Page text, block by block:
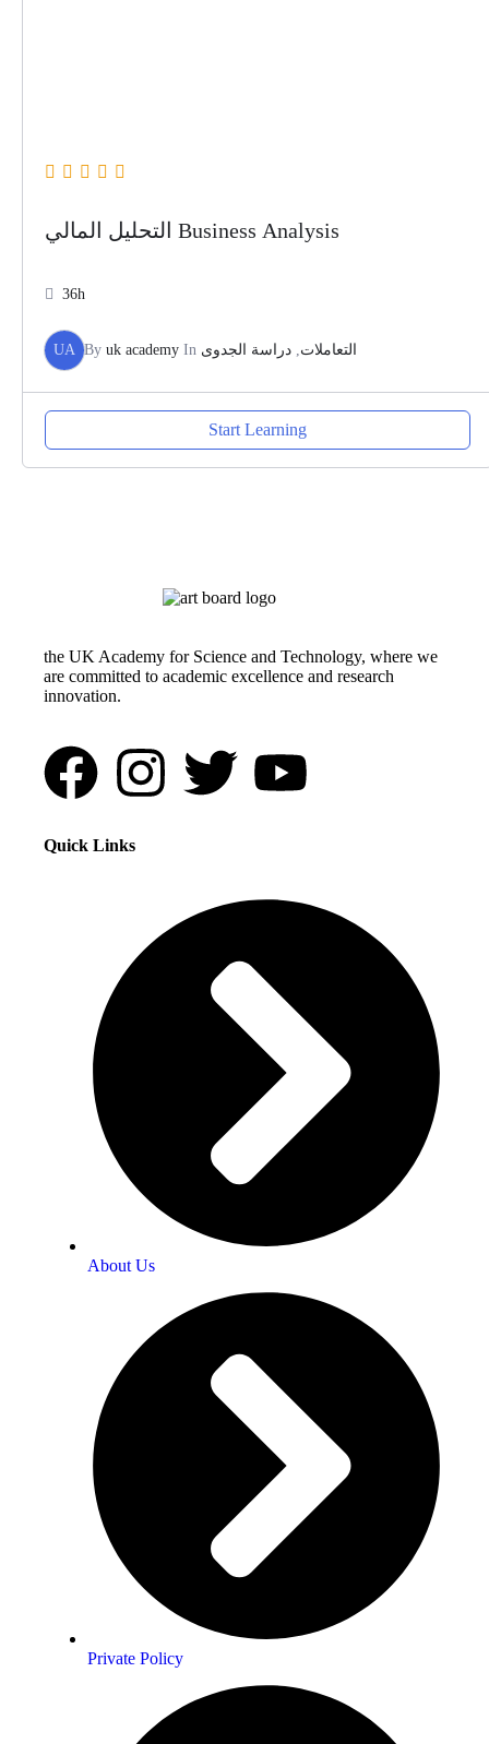
التحليل المالي Business Analysis
36h
UA By uk academy In التعاملات, دراسة الجدوى
Start Learning
the UK Academy for Science and Technology, where we
are committed to academic excellence and research
innovation.
Quick Links
About Us
Private Policy